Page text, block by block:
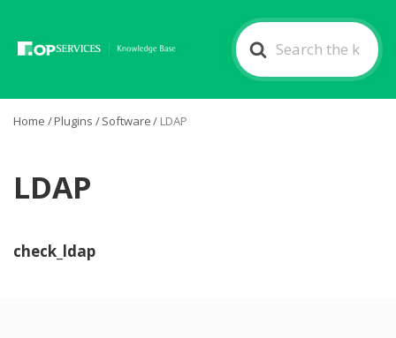
Search
For
Home /Plugins /Software/ LDAP
LDAP
check_ldap